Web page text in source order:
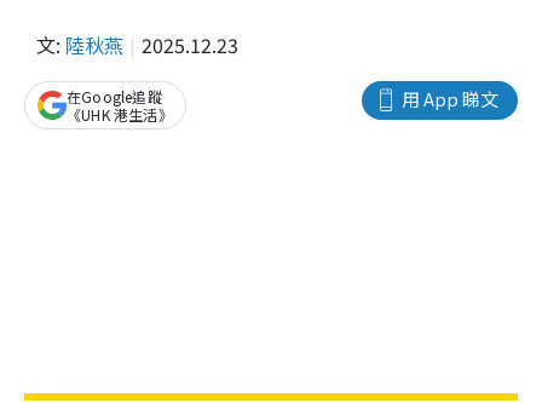
文: 陸秋燕 2025.12.23
用 App 睇文
在Google追蹤
《UHK 港生活》